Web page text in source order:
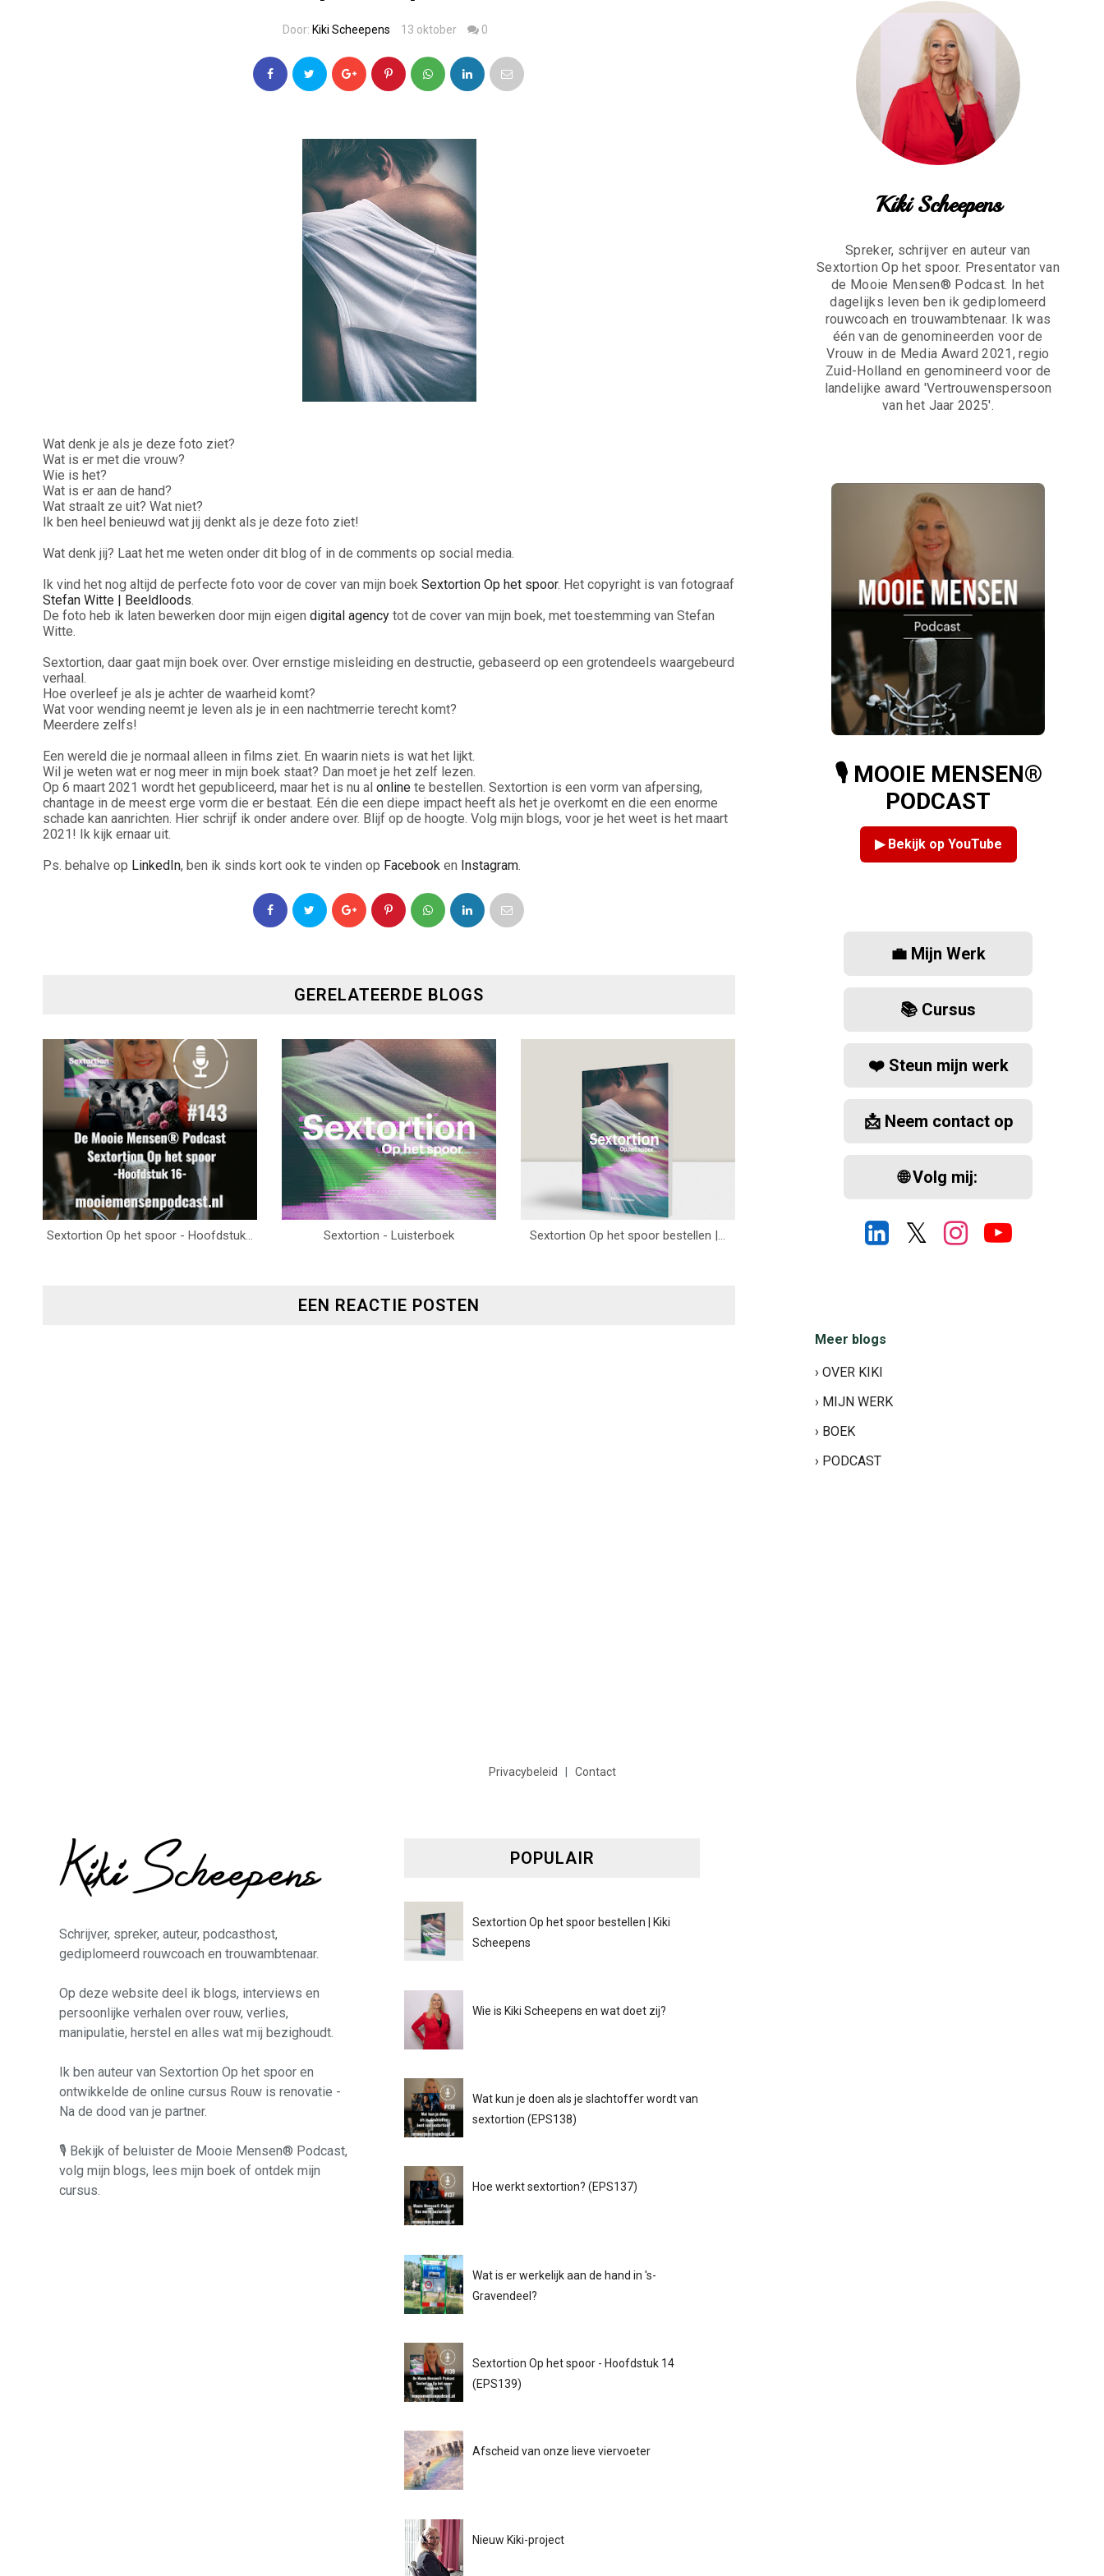
Door: Kiki Scheepens 13 oktober 0
Wat denk je als je deze foto ziet?
Wat is er met die vrouw?
Wie is het?
Wat is er aan de hand?
Wat straalt ze uit? Wat niet?
Ik ben heel benieuwd wat jij denkt als je deze foto ziet!
Wat denk jij? Laat het me weten onder dit blog of in de comments op social media.
Ik vind het nog altijd de perfecte foto voor de cover van mijn boek Sextortion Op het spoor. Het copyright is van fotograaf
Stefan Witte | Beeldloods.
De foto heb ik laten bewerken door mijn eigen digital agency tot de cover van mijn boek, met toestemming van Stefan
Witte.
Sextortion, daar gaat mijn boek over. Over ernstige misleiding en destructie, gebaseerd op een grotendeels waargebeurd
verhaal.
Hoe overleef je als je achter de waarheid komt?
Wat voor wending neemt je leven als je in een nachtmerrie terecht komt?
Meerdere zelfs!
Een wereld die je normaal alleen in films ziet. En waarin niets is wat het lijkt.
Wil je weten wat er nog meer in mijn boek staat? Dan moet je het zelf lezen.
Op 6 maart 2021 wordt het gepubliceerd, maar het is nu al online te bestellen. Sextortion is een vorm van afpersing,
chantage in de meest erge vorm die er bestaat. Eén die een diepe impact heeft als het je overkomt en die een enorme
schade kan aanrichten. Hier schrijf ik onder andere over. Blijf op de hoogte. Volg mijn blogs, voor je het weet is het maart
2021! Ik kijk ernaar uit.
Ps. behalve op LinkedIn, ben ik sinds kort ook te vinden op Facebook en Instagram.
GERELATEERDE BLOGS
Sextortion Op het spoor - Hoofdstuk... Sextortion - Luisterboek Sextortion Op het spoor bestellen |...
EEN REACTIE POSTEN
Kiki Scheepens
Spreker, schrijver en auteur van
Sextortion Op het spoor. Presentator van
de Mooie Mensen® Podcast. In het
dagelijks leven ben ik gediplomeerd
rouwcoach en trouwambtenaar. Ik was
één van de genomineerden voor de
Vrouw in de Media Award 2021, regio
Zuid-Holland en genomineerd voor de
landelijke award 'Vertrouwenspersoon
van het Jaar 2025'.
🎙️ MOOIE MENSEN®
PODCAST
▶ Bekijk op YouTube
💼 Mijn Werk
📚 Cursus
❤️ Steun mijn werk
📩 Neem contact op
🌐 Volg mij:
𝕏
Meer blogs
› OVER KIKI
› MIJN WERK
› BOEK
› PODCAST
Privacybeleid Contact
Schrijver, spreker, auteur, podcasthost,
gediplomeerd rouwcoach en trouwambtenaar.
Op deze website deel ik blogs, interviews en
persoonlijke verhalen over rouw, verlies,
manipulatie, herstel en alles wat mij bezighoudt.
Ik ben auteur van Sextortion Op het spoor en
ontwikkelde de online cursus Rouw is renovatie -
Na de dood van je partner.
🎙️ Bekijk of beluister de Mooie Mensen® Podcast,
volg mijn blogs, lees mijn boek of ontdek mijn
cursus.
POPULAIR
Sextortion Op het spoor bestellen | Kiki
Scheepens
Wie is Kiki Scheepens en wat doet zij?
Wat kun je doen als je slachtoffer wordt van
sextortion (EPS138)
Hoe werkt sextortion? (EPS137)
Wat is er werkelijk aan de hand in 's-
Gravendeel?
Sextortion Op het spoor - Hoofdstuk 14
(EPS139)
Afscheid van onze lieve viervoeter
Nieuw Kiki-project